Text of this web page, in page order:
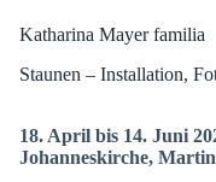
Katharina Mayer familia
Staunen – Installation,
18. April bis 14. Juni
Johanneskirche,